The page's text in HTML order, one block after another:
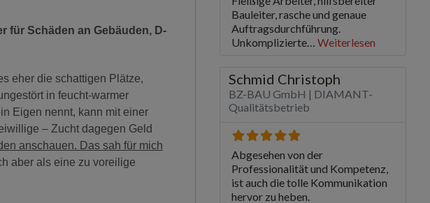
für Schäden an Gebäuden, D-
eher die schattigen Plätze,
in feucht-warmer
Eigen nennt, kann mit einer
– Zucht dagegen Geld
anschauen. Das sah für mich
aber als eine zu voreilige